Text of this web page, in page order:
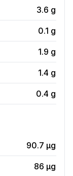
3.6 g
0.1 g
1.9 g
1.4 g
0.4 g
90.7 µg
86 µg